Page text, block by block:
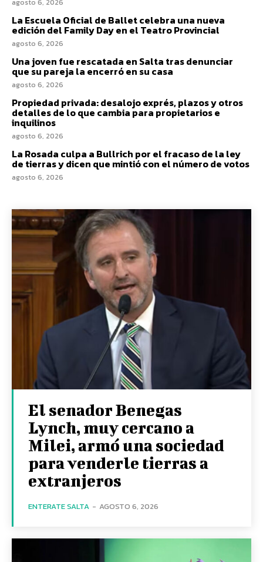
agosto 6, 2026
La Escuela Oficial de Ballet celebra una nueva
edición del Family Day en el Teatro Provincial
agosto 6, 2026
Una joven fue rescatada en Salta tras denunciar
que su pareja la encerró en su casa
agosto 6, 2026
Propiedad privada: desalojo exprés, plazos y otros
detalles de lo que cambia para propietarios e
inquilinos
agosto 6, 2026
La Rosada culpa a Bullrich por el fracaso de la ley
de tierras y dicen que mintió con el número de votos
agosto 6, 2026
El senador Benegas
Lynch, muy cercano a
Milei, armó una sociedad
para venderle tierras a
extranjeros
ENTERATE SALTA - AGOSTO 6, 2026